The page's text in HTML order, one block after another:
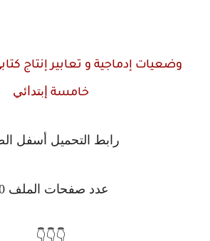
وضعيات إدماجية و تعابير إنتاج
خامسة إبتدائي
رابط التحميل أسفل
عدد صفحات الملف 20
👇👇👇